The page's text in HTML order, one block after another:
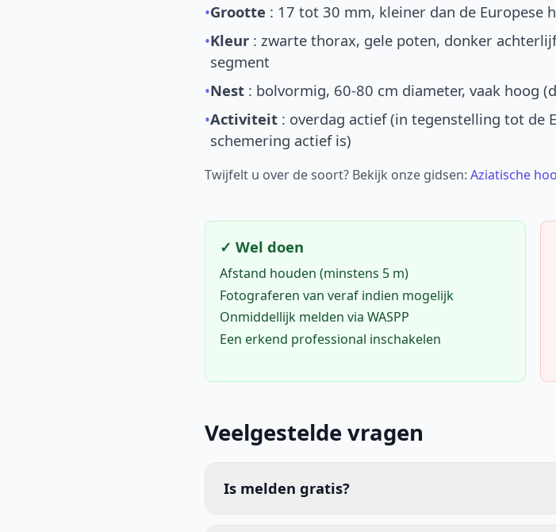
•Grootte : 17 tot 30 mm, kleiner dan de Europese
•Kleur : zwarte thorax, gele poten, donker
segment
•Nest : bolvormig, 60-80 cm diameter, vaak hoog
•Activiteit : overdag actief (in tegenstelling tot de
schemering actief is)
Twijfelt u over de soort? Bekijk onze gidsen: Aziatische
✓ Wel doen
Afstand houden (minstens 5 m)
Fotograferen van veraf indien mogelijk
Onmiddellijk melden via WASPP
Een erkend professional inschakelen
Veelgestelde vragen
Is melden gratis?